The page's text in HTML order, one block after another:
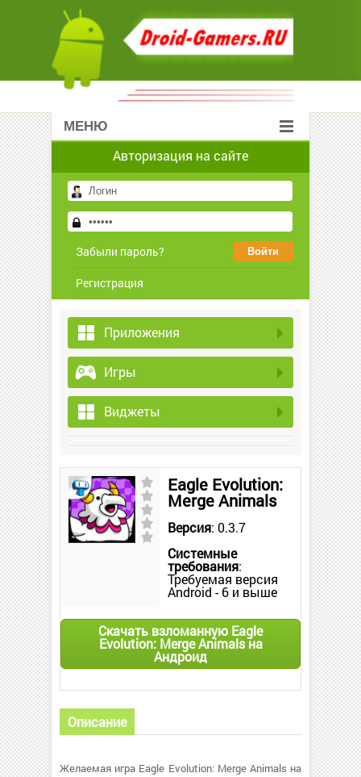
МЕНЮ
Авторизация на сайте
Забыли пароль?
Регистрация
Приложения
Игры
Виджеты
Eagle Evolution:
Merge Animals
Версия: 0.3.7
Системные
требования:
Требуемая версия
Android - 6 и выше
Скачать взломанную Eagle
Evolution: Merge Animals на
Андроид
Описание
Желаемая игра Eagle Evolution: Merge Animals на